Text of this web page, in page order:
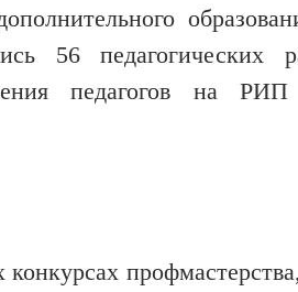
56 педагогических
педагогов на РИП